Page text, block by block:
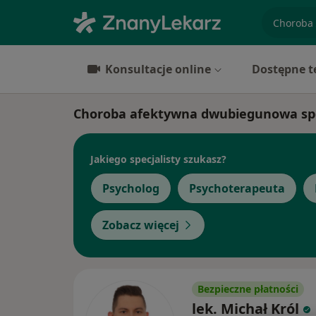
Konsultacje online Dostępne
Choroba afektywna dwubiegunowa
Jakiego specjalisty szukasz?
Psycholog Psychoterapeuta
Zobacz więcej
Bezpieczne płatności
lek. Michał Król